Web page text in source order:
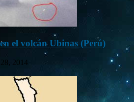
el volcán Ubinas (Perú)
2014